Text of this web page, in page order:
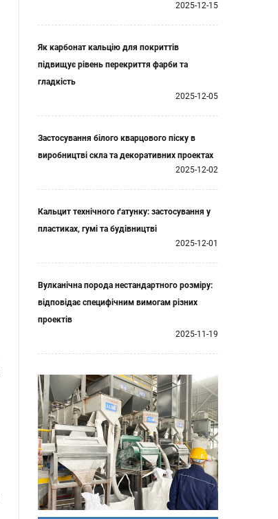
2025-12-15
Як карбонат кальцію для покриттів
підвищує рівень перекриття фарби та
гладкість
2025-12-05
Застосування білого кварцового піску в
виробництві скла та декоративних проектах
2025-12-02
Кальцит технічного ґатунку: застосування у
пластиках, гумі та будівництві
2025-12-01
Вулканічна порода нестандартного розміру:
відповідає специфічним вимогам різних
проектів
2025-11-19